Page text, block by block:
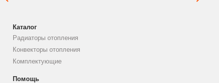
Каталог
Радиаторы отопления
Конвекторы отопления
Комплектующие
Помощь